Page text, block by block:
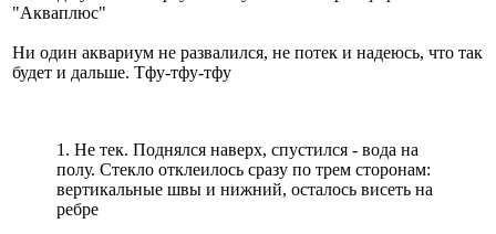
"Акваплюс"
Ни один аквариум не развалился, не потек и надеюсь, что так
будет и дальше. Тфу-тфу-тфу
1. Не тек. Поднялся наверх, спустился - вода на
полу. Стекло отклеилось сразу по трем сторонам:
вертикальные швы и нижний, осталось висеть на
ребре